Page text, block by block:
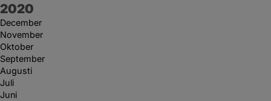
År:
2020
December
November
Oktober
September
Augusti
Juli
Juni